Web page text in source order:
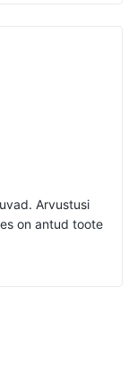
Arvustusi
on antud toote